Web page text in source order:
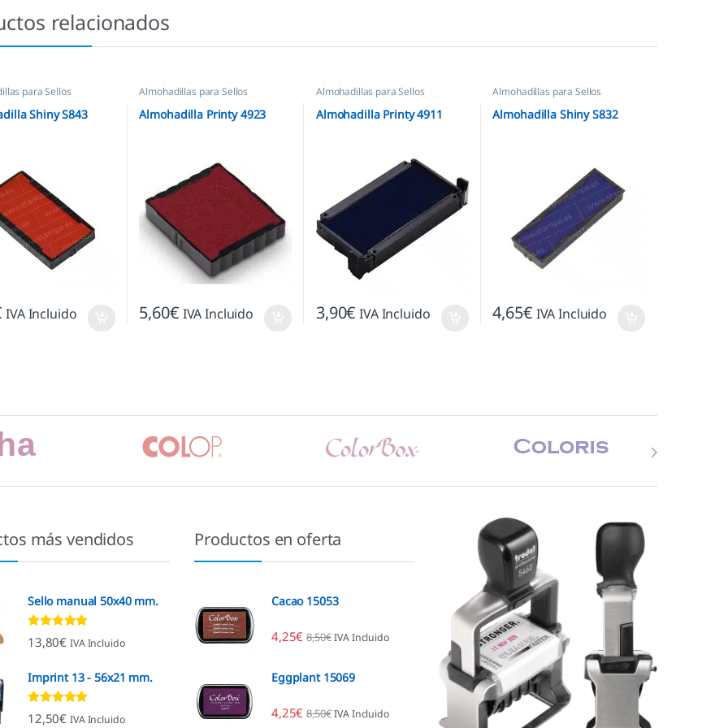
relacionados
para Sellos
,Almohadillas
,Almohadillas Shiny
Shiny S843
IVA Incluido
Almohadillas para Sellos
Automáticos Almohadillas Trodat
Almohadilla Printy 4923
5,60€ IVA Incluido
Almohadillas para Sellos
Automáticos ,Almohadillas Trodat
Almohadilla Printy 4911
3,90€ IVA Incluido
Almohadillas para Sellos
Automáticos Almohadillas Shiny
Almohadilla Shiny S832
4,65€ IVA Incluido
más vendidos
Sello manual 50x40 mm.
Valorado con
4.80de 5
13,80€ IVA Incluido
Imprint 13 - 56x21 mm.
Valorado con
4.96de 5
12,50€ IVA Incluido
Productos en oferta
Cacao 15053
4,25€ 8,50€ IVA Incluido
Eggplant 15069
4,25€ 8,50€ IVA Incluido